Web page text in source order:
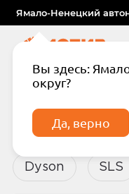
Ямало-Ненецкий
Вы здесь:
округ?
Да, верно
Главная
Бытовая
Dyson SLS